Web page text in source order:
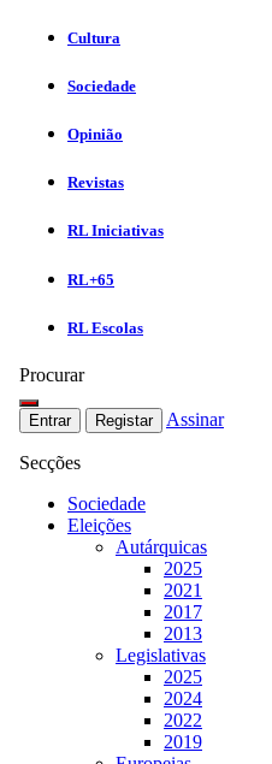
Cultura
Sociedade
Opinião
Revistas
RL Iniciativas
RL+65
RL Escolas
Procurar
Entrar Registar Assinar
Secções
Sociedade
Eleições
Autárquicas
2025
2021
2017
2013
Legislativas
2025
2024
2022
2019